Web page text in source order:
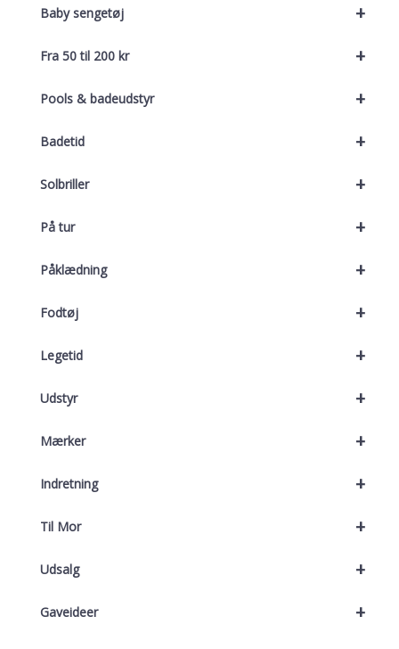
+
Baby sengetøj
+
Fra 50 til 200 kr
+
Pools & badeudstyr
+
Badetid
+
Solbriller
+
På tur
+
Påklædning
+
Fodtøj
+
Legetid
+
Udstyr
+
Mærker
+
Indretning
+
Til Mor
+
Udsalg
+
Gaveideer